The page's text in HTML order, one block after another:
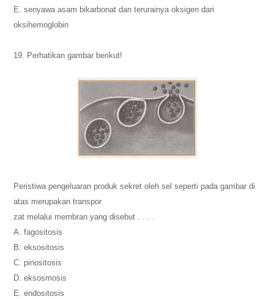
E. senyawa asam bikarbonat dan terurainya oksigen dari
oksihemoglobin
19. Perhatikan gambar berikut!
Peristiwa pengeluaran produk sekret oleh sel seperti pada gambar di
atas merupakan transpor
zat melalui membran yang disebut . . . .
A. fagositosis
B. eksositosis
C. pinositosis
D. eksosmosis
E. endositosis